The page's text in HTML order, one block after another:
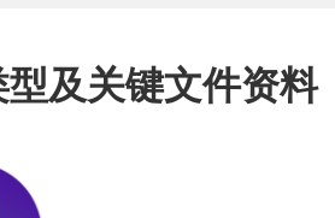
及关键文件资料